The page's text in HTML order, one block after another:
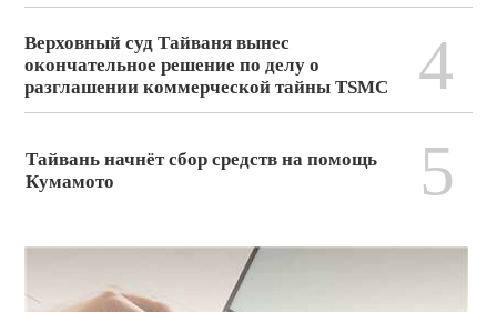
Верховный суд Тайваня вынес
окончательное решение по делу о
разглашении коммерческой тайны TSMC
4
Тайвань начнёт сбор средств на помощь
Кумамото
5